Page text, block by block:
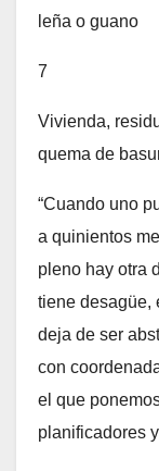
leña o guano
7
Vivienda,
quema de
“Cuando uno
a quinientos
pleno hay otra
tiene desagüe,
deja de ser
con
el que
planificadores